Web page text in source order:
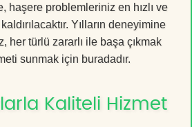
haşere problemleriniz en hızlı ve
Yılların deneyimine
her türlü zararlı ile başa çıkmak
sunmak için buradadır.
Kaliteli Hizmet